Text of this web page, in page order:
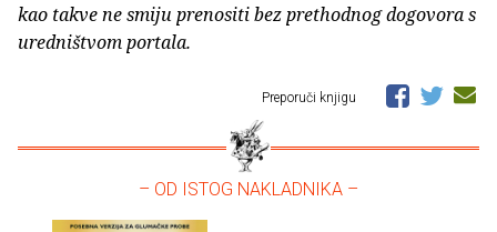
kao takve ne smiju prenositi bez prethodnog dogovora s
uredništvom portala.
Preporuči knjigu
– OD ISTOG NAKLADNIKA –